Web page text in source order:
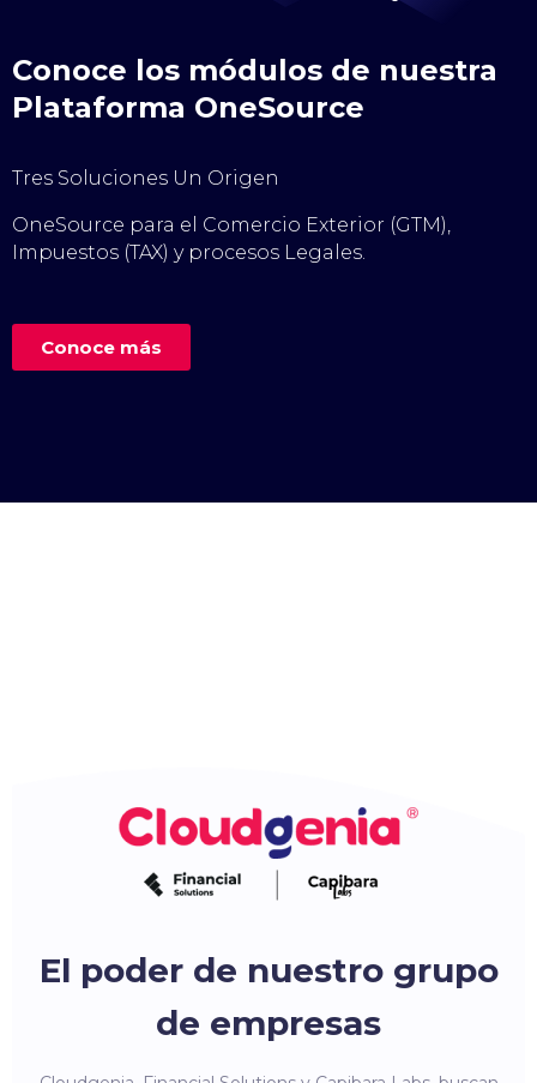
Conoce los módulos de nuestra
Plataforma OneSource
Tres Soluciones Un Origen
OneSource para el Comercio Exterior (GTM),
Impuestos (TAX) y procesos Legales.
Conoce más
El poder de nuestro grupo
de empresas